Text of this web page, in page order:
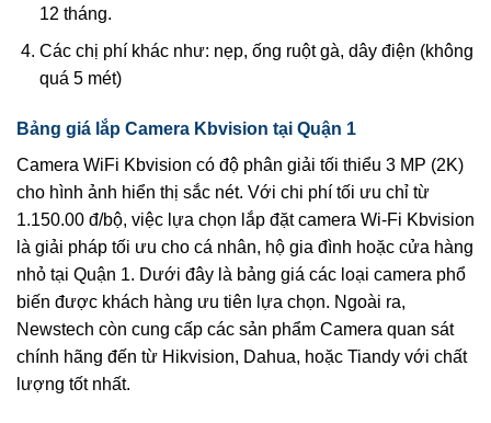
12 tháng.
Các chị phí khác như: nẹp, ống ruột gà, dây điện (không
quá 5 mét)
Bảng giá lắp Camera Kbvision tại Quận 1
Camera WiFi Kbvision có độ phân giải tối thiểu 3 MP (2K)
cho hình ảnh hiển thị sắc nét. Với chi phí tối ưu chỉ từ
1.150.00 đ/bộ, việc lựa chọn lắp đặt camera Wi‑Fi Kbvision
là giải pháp tối ưu cho cá nhân, hộ gia đình hoặc cửa hàng
nhỏ tại Quận 1. Dưới đây là bảng giá các loại camera phổ
biến được khách hàng ưu tiên lựa chọn. Ngoài ra,
Newstech còn cung cấp các sản phẩm Camera quan sát
chính hãng đến từ Hikvision, Dahua, hoặc Tiandy với chất
lượng tốt nhất.